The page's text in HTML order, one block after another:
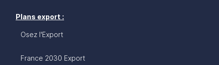
Plans export :
Osez l'Export
France 2030 Export